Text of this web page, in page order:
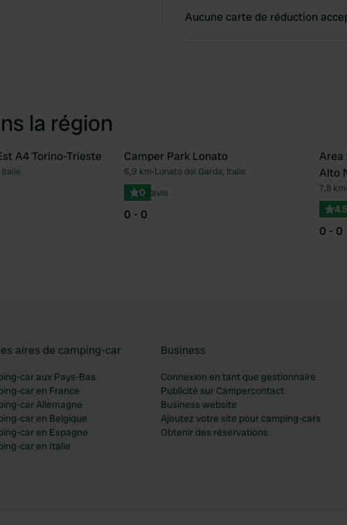
Aucune carte de réduction
la région
Préféré
A4 Torino-Trieste
Préféré
Camper Park Lonato
6,9 km•Lonato del Garda, Italie
0 avis
0 - 0
Area
Alto
7,8 km•
4.5
0 - 0
aires de camping-car
car aux Pays-Bas
car en France
car Allemagne
car en Belgique
car en Espagne
car en Italie
Business
Connexion en tant que gestionnaire
Publicité sur Campercontact
Business website
Ajoutez votre site pour camping-cars
Obtenir des réservations